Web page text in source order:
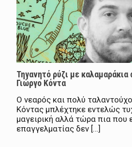
Τηγανητό ρύζι με
Γιώργο Κόντα
Ο νεαρός και πολύ
Κόντας μπλέχτηκε εντελώς
μαγειρική αλλά τώρα πια που
επαγγελματίας δεν […]